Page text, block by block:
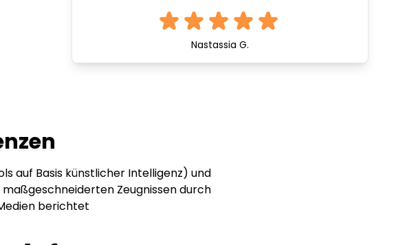
Nastassia G.
auf Basis künstlicher Intelligenz) und
Zeugnissen durch
berichtet